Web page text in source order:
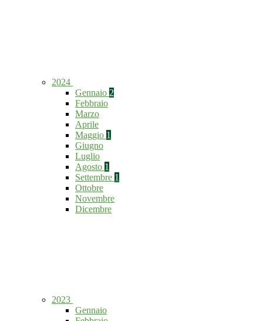
2024
Gennaio 2
Febbraio
Marzo
Aprile
Maggio 1
Giugno
Luglio
Agosto 1
Settembre 1
Ottobre
Novembre
Dicembre
2023
Gennaio